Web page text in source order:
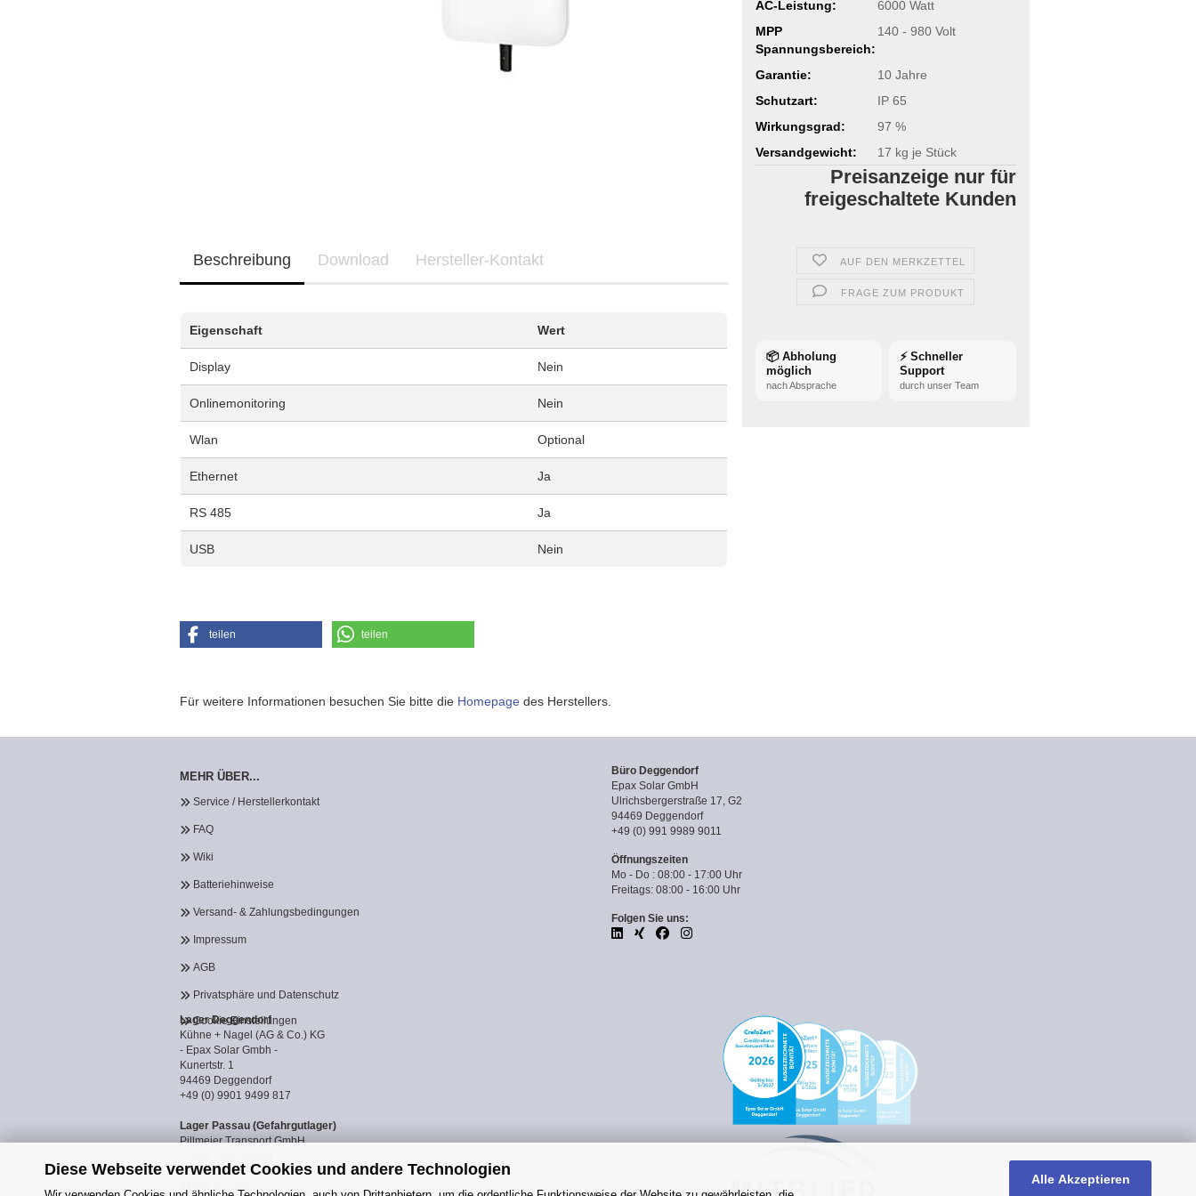
Diese Webseite verwendet Cookies und andere Technologien
Alle Akzeptieren
AC-Leistung:
6000 Watt
MPP
Spannungsbereich:
140 - 980 Volt
Garantie:
10 Jahre
Schutzart:
IP 65
Wirkungsgrad:
97 %
Versandgewicht:
17 kg je Stück
Preisanzeige nur für
freigeschaltete Kunden
AUF DEN MERKZETTEL
FRAGE ZUM PRODUKT
📦 Abholung
möglich
nach Absprache
⚡ Schneller
Support
durch unser Team
Beschreibung Download Hersteller-Kontakt
Eigenschaft Wert
Display Nein
Onlinemonitoring Nein
Wlan Optional
Ethernet Ja
RS 485 Ja
USB Nein
teilen teilen
Für weitere Informationen besuchen Sie bitte die Homepage des Herstellers.
MEHR ÜBER...
Service / Herstellerkontakt
FAQ
Wiki
Batteriehinweise
Versand- & Zahlungsbedingungen
Impressum
AGB
Privatsphäre und Datenschutz
Cookie Einstellungen
Büro Deggendorf
Epax Solar GmbH
Ulrichsbergerstraße 17, G2
94469 Deggendorf
+49 (0) 991 9989 9011
Öffnungszeiten
Mo - Do : 08:00 - 17:00 Uhr
Freitags: 08:00 - 16:00 Uhr
Folgen Sie uns:
Lager Deggendorf
Kühne + Nagel (AG & Co.) KG
- Epax Solar Gmbh -
Kunertstr. 1
94469 Deggendorf
+49 (0) 9901 9499 817
Lager Passau (Gefahrgutlager)
Pillmeier Transport GmbH
Industriestraße 14a